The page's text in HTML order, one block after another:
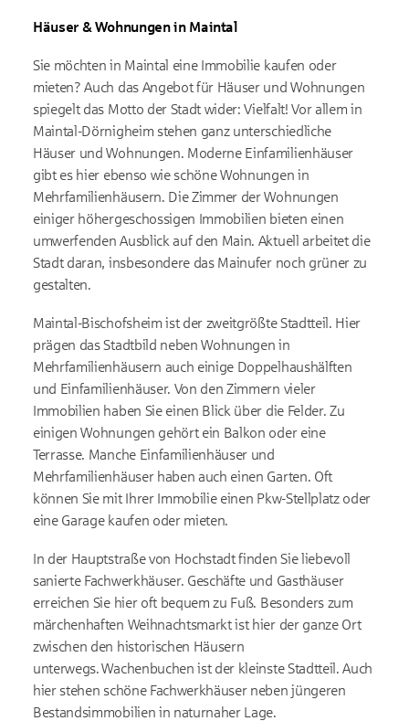
Häuser & Wohnungen in Maintal
Sie möchten in Maintal eine Immobilie kaufen oder
mieten? Auch das Angebot für Häuser und Wohnungen
spiegelt das Motto der Stadt wider: Vielfalt! Vor allem in
Maintal-Dörnigheim stehen ganz unterschiedliche
Häuser und Wohnungen. Moderne Einfamilienhäuser
gibt es hier ebenso wie schöne Wohnungen in
Mehrfamilienhäusern. Die Zimmer der Wohnungen
einiger höhergeschossigen Immobilien bieten einen
umwerfenden Ausblick auf den Main. Aktuell arbeitet die
Stadt daran, insbesondere das Mainufer noch grüner zu
gestalten.
Maintal-Bischofsheim ist der zweitgrößte Stadtteil. Hier
prägen das Stadtbild neben Wohnungen in
Mehrfamilienhäusern auch einige Doppelhaushälften
und Einfamilienhäuser. Von den Zimmern vieler
Immobilien haben Sie einen Blick über die Felder. Zu
einigen Wohnungen gehört ein Balkon oder eine
Terrasse. Manche Einfamilienhäuser und
Mehrfamilienhäuser haben auch einen Garten. Oft
können Sie mit Ihrer Immobilie einen Pkw-Stellplatz oder
eine Garage kaufen oder mieten.
In der Hauptstraße von Hochstadt finden Sie liebevoll
sanierte Fachwerkhäuser. Geschäfte und Gasthäuser
erreichen Sie hier oft bequem zu Fuß. Besonders zum
märchenhaften Weihnachtsmarkt ist hier der ganze Ort
zwischen den historischen Häusern
unterwegs. Wachenbuchen ist der kleinste Stadtteil. Auch
hier stehen schöne Fachwerkhäuser neben jüngeren
Bestandsimmobilien in naturnaher Lage.